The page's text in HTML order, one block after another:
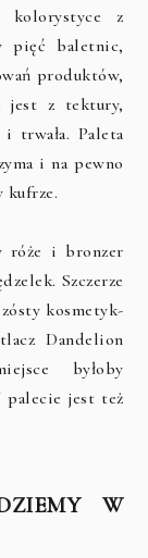
kolorystyce z
pięć baletnic,
produktów,
jest z tektury,
trwała. Paleta
i na pewno
kufrze.
róże i bronzer
Szczerze
kosmetyk-
Dandelion
byłoby
palecie jest też
W